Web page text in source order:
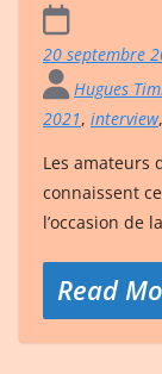
20 septembre
Hugues
2021, interview,
Les amateurs
connaissent
l’occasion de
Read